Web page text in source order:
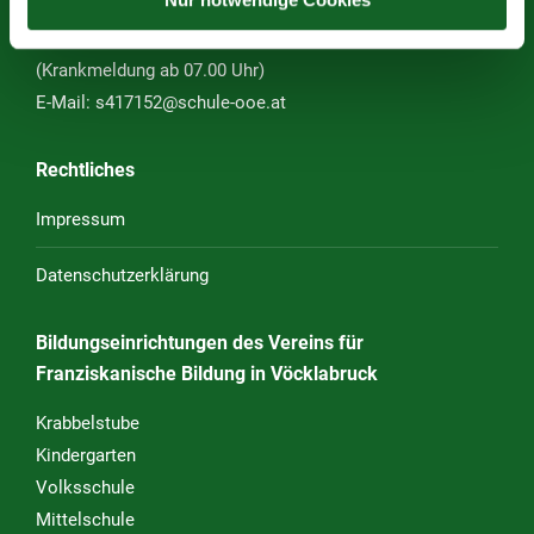
07672 72680–43
Öffnungszeiten Sekretariat: 07:00 – 12:00 Uhr
(Krankmeldung ab 07.00 Uhr)
E-Mail: s417152@schule-ooe.at
Rechtliches
Impressum
Datenschutzerklärung
Bildungseinrichtungen des Vereins für
Franziskanische Bildung in Vöcklabruck
Krabbelstube
Kindergarten
Volksschule
Mittelschule